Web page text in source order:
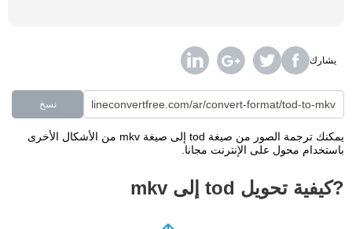
يشارك
نسخ
يمكنك ترجمة الصور من صيغة tod إلى صيغة mkv من الأشكال الأخرى
باستخدام محول على الإنترنت مجانا.
?كيفية تحويل tod إلى mkv